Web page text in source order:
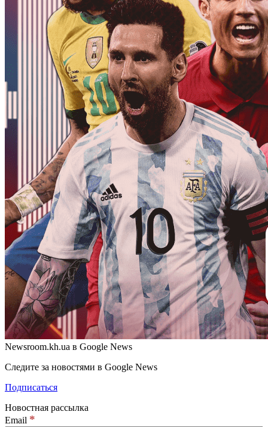
Newsroom.kh.ua в Google News
Следите за новостями в Google News
Подписаться
Новостная рассылка
Email *